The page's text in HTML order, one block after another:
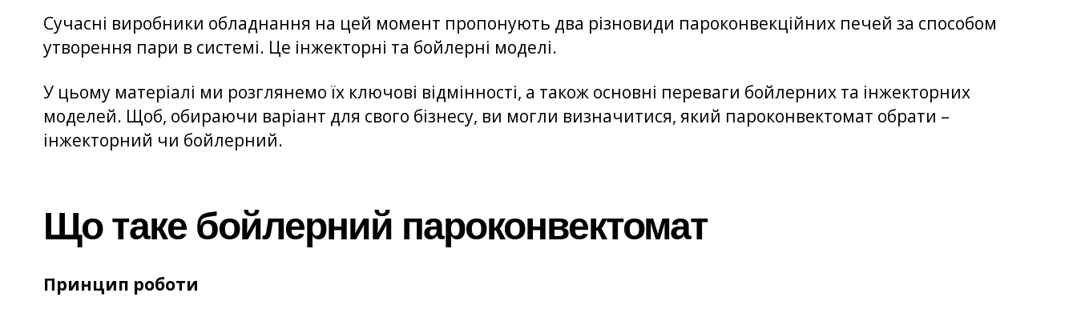
Сучасні виробники обладнання на цей момент пропонують два різновиди пароконвекційних печей за способом
утворення пари в системі. Це інжекторні та бойлерні моделі.
У цьому матеріалі ми розглянемо їх ключові відмінності, а також основні переваги бойлерних та інжекторних
моделей. Щоб, обираючи варіант для свого бізнесу, ви могли визначитися, який пароконвектомат обрати –
інжекторний чи бойлерний.
Що таке бойлерний пароконвектомат
Принцип роботи